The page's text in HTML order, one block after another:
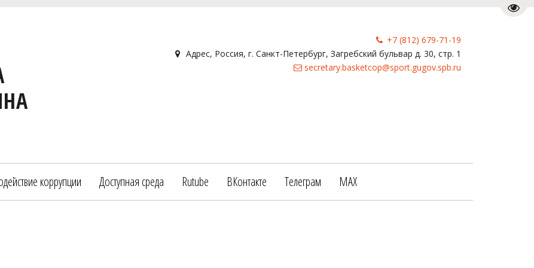
+7 (812) 679-71-19
Адрес, Россия, г. Санкт-Петербург, Загребский бульвар д. 30, стр. 1
secretary.basketcop@sport.gugov.spb.ru
коррупции Доступная среда Rutube ВКонтакте Телеграм МАХ